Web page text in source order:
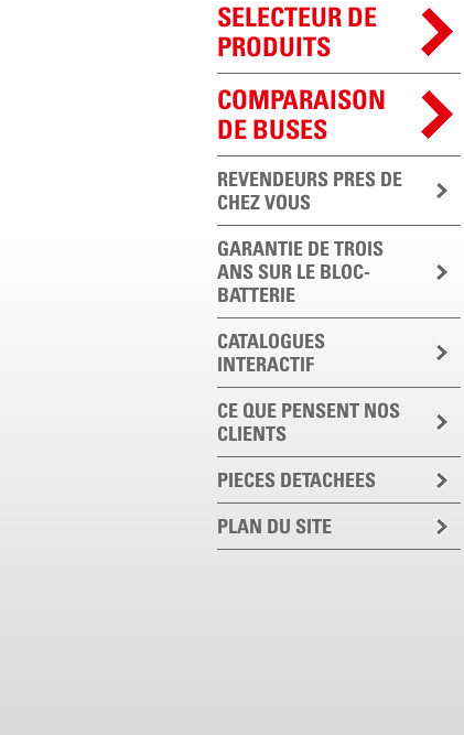
SELECTEUR DE
PRODUITS
COMPARAISON
DE BUSES
REVENDEURS PRES DE
CHEZ VOUS
GARANTIE DE TROIS
ANS SUR LE BLOC-
BATTERIE
CATALOGUES
INTERACTIF
CE QUE PENSENT NOS
CLIENTS
PIECES DETACHEES
PLAN DU SITE